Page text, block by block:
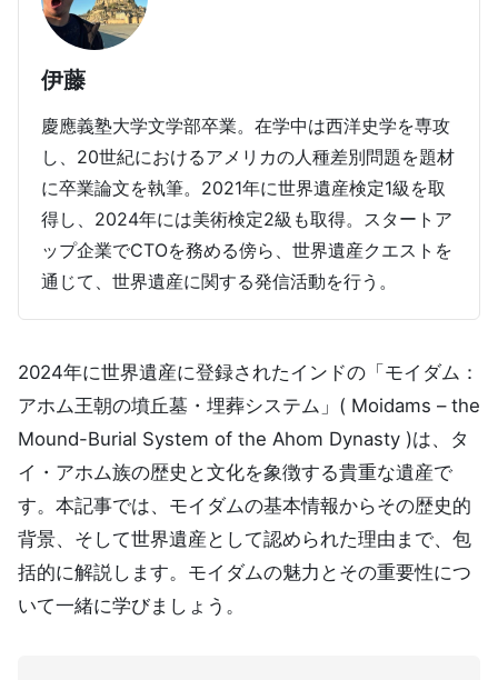
伊藤
慶應義塾大学文学部卒業。在学中は西洋史学を専攻
し、20世紀におけるアメリカの人種差別問題を題材
に卒業論文を執筆。2021年に世界遺産検定1級を取
得し、2024年には美術検定2級も取得。スタートア
ップ企業でCTOを務める傍ら、世界遺産クエストを
通じて、世界遺産に関する発信活動を行う。
2024年に世界遺産に登録されたインドの「モイダム：
アホム王朝の墳丘墓・埋葬システム」( Moidams – the
Mound-Burial System of the Ahom Dynasty )は、タ
イ・アホム族の歴史と文化を象徴する貴重な遺産で
す。本記事では、モイダムの基本情報からその歴史的
背景、そして世界遺産として認められた理由まで、包
括的に解説します。モイダムの魅力とその重要性につ
いて一緒に学びましょう。